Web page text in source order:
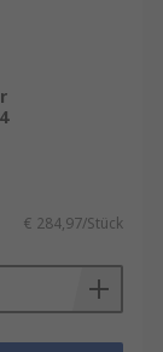
€ 284,97/Stück